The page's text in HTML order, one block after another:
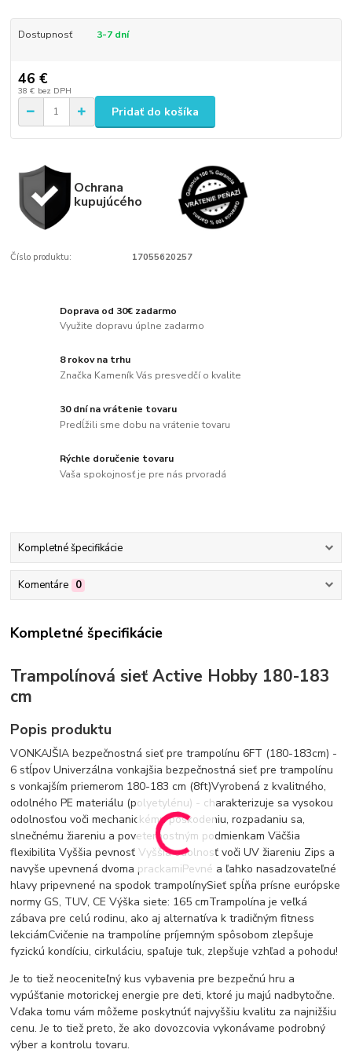
Dostupnosť 3-7 dní
46 €
38 € bez DPH
Pridať do košíka
Ochrana
kupujúcého
Číslo produktu: 17055620257
Doprava od 30€ zadarmo
Využite dopravu úplne zadarmo
8 rokov na trhu
Značka Kameník Vás presvedčí o kvalite
30 dní na vrátenie tovaru
Predĺžili sme dobu na vrátenie tovaru
Rýchle doručenie tovaru
Vaša spokojnosť je pre nás prvoradá
Kompletné špecifikácie
Komentáre 0
Kompletné špecifikácie
Trampolínová sieť Active Hobby 180-183
cm
Popis produktu
VONKAJŠIA bezpečnostná sieť pre trampolínu 6FT (180-183cm) -
6 stĺpov Univerzálna vonkajšia bezpečnostná sieť pre trampolínu
s vonkajším priemerom 180-183 cm (8ft)Vyrobená z kvalitného,
odolného PE materiálu (polyetylénu) - charakterizuje sa vysokou
odolnosťou voči mechanickému poškodeniu, rozpadaniu sa,
slnečnému žiareniu a poveternostným podmienkam Väčšia
flexibilita Vyššia pevnosť Vyššia odolnosť voči UV žiareniu Zips a
navyše upevnená dvoma prackamiPevné a ľahko nasadzovateľné
hlavy pripevnené na spodok trampolínySieť spĺňa prísne európske
normy GS, TUV, CE Výška siete: 165 cmTrampolína je veľká
zábava pre celú rodinu, ako aj alternatíva k tradičným fitness
lekciámCvičenie na trampolíne príjemným spôsobom zlepšuje
fyzickú kondíciu, cirkuláciu, spaľuje tuk, zlepšuje vzhľad a pohodu!
Je to tiež neoceniteľný kus vybavenia pre bezpečnú hru a
vypúšťanie motorickej energie pre deti, ktoré ju majú nadbytočne.
Vďaka tomu vám môžeme poskytnúť najvyššiu kvalitu za najnižšiu
cenu. Je to tiež preto, že ako dovozcovia vykonávame podrobný
výber a kontrolu tovaru.